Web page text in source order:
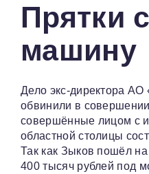
Прятки
машину
Дело экс‑директора
обвинили в
совершённые лицом с
областной столицы
Так как Зыков пошёл
400 тысяч рублей под